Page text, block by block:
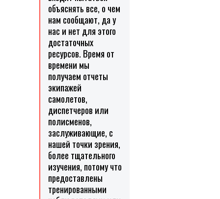
объяснять все, о чем
нам сообщают, да у
нас и нет для этого
достаточных
ресурсов. Время от
времени мы
получаем отчеты
экипажей
самолетов,
диспетчеров или
полисменов,
заслуживающие, с
нашей точки зрения,
более тщательного
изучения, потому что
предоставлены
тренированными